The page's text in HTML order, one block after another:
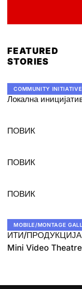
FEATURED
STORIES
COMMUNITY
Локална
ПОВИК
ПОВИК
ПОВИК
MOBILE/MONTAGE
ИТИ/ПРОДУКЦИЈА
Mini Video